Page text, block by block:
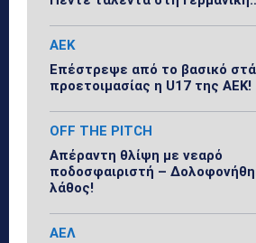
ΑΕΚ
Επέστρεψε από το βασικό
προετοιμασίας η U17 της ΑΕΚ!
OFF THE PITCH
Απέραντη θλίψη με νεαρό
ποδοσφαιριστή –
λάθος!
ΑΕΛ